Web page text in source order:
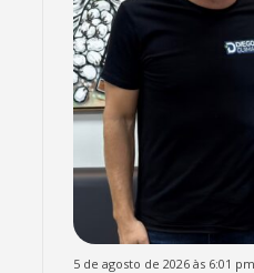
5 de agosto de 2026 às 6:01 pm